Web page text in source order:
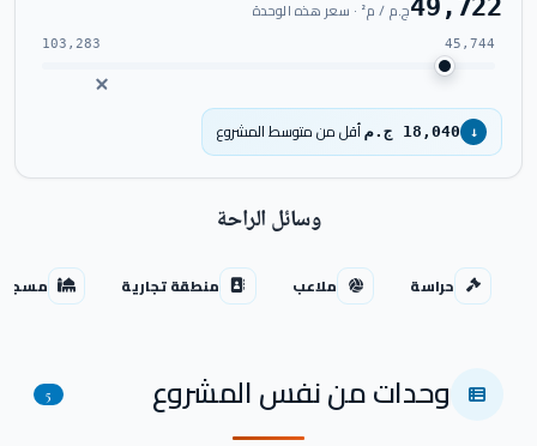
49,722ج.م / م² · سعر هذه الوحدة
45,744
103,283
↓ 18,040 ج.م أقل من متوسط المشروع
وسائل الراحة
حراسة ملاعب منطقة تجارية مسجد
وحدات من نفس المشروع 5